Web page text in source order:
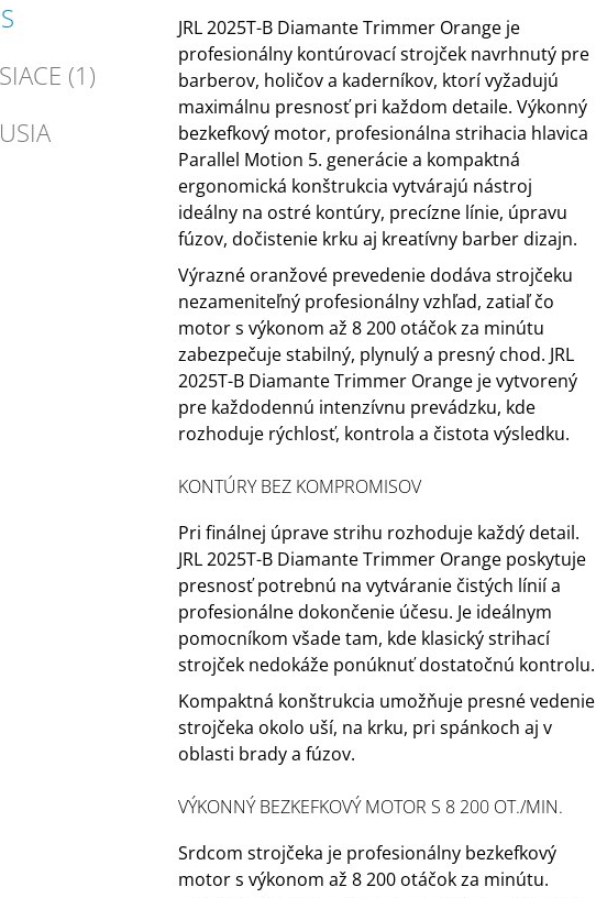
(1)
JRL 2025T-B Diamante Trimmer Orange je
profesionálny kontúrovací strojček navrhnutý pre
barberov, holičov a kaderníkov, ktorí vyžadujú
maximálnu presnosť pri každom detaile. Výkonný
bezkefkový motor, profesionálna strihacia hlavica
Parallel Motion 5. generácie a kompaktná
ergonomická konštrukcia vytvárajú nástroj
ideálny na ostré kontúry, precízne línie, úpravu
fúzov, dočistenie krku aj kreatívny barber dizajn.
Výrazné oranžové prevedenie dodáva strojčeku
nezameniteľný profesionálny vzhľad, zatiaľ čo
motor s výkonom až 8 200 otáčok za minútu
zabezpečuje stabilný, plynulý a presný chod. JRL
2025T-B Diamante Trimmer Orange je vytvorený
pre každodennú intenzívnu prevádzku, kde
rozhoduje rýchlosť, kontrola a čistota výsledku.
KONTÚRY BEZ KOMPROMISOV
Pri finálnej úprave strihu rozhoduje každý detail.
JRL 2025T-B Diamante Trimmer Orange poskytuje
presnosť potrebnú na vytváranie čistých línií a
profesionálne dokončenie účesu. Je ideálnym
pomocníkom všade tam, kde klasický strihací
strojček nedokáže ponúknuť dostatočnú kontrolu.
Kompaktná konštrukcia umožňuje presné vedenie
strojčeka okolo uší, na krku, pri spánkoch aj v
oblasti brady a fúzov.
VÝKONNÝ BEZKEFKOVÝ MOTOR S 8 200 OT./MIN.
Srdcom strojčeka je profesionálny bezkefkový
motor s výkonom až 8 200 otáčok za minútu.